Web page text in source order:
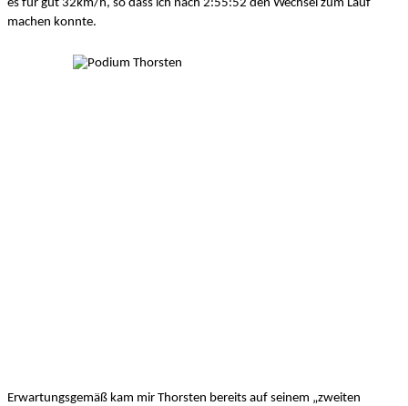
es für gut 32km/h, so dass ich nach 2:55:52 den Wechsel zum Lauf
machen konnte.
Erwartungsgemäß kam mir Thorsten bereits auf seinem „zweiten